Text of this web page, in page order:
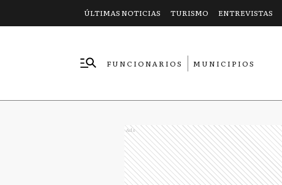
ÚLTIMAS NOTICIAS TURISMO ENTREVISTAS
FUNCIONARIOS
MUNICIPIOS
Ads